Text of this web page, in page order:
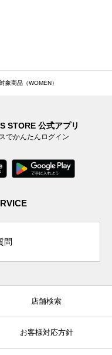
対象商品（WOMEN）
STORE 公式アプリ
でかんたんログイン
問
店舗検索
お客様対応方針